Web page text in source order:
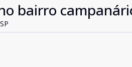
bairro